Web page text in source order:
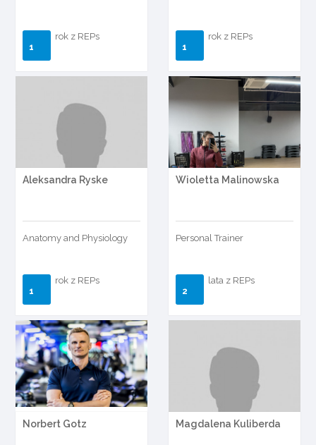
1
rok z REPs
1
rok z REPs
Aleksandra Ryske
Anatomy and Physiology
1
rok z REPs
Wioletta Malinowska
Personal Trainer
2
lata z REPs
Norbert Gotz Magdalena Kuliberda